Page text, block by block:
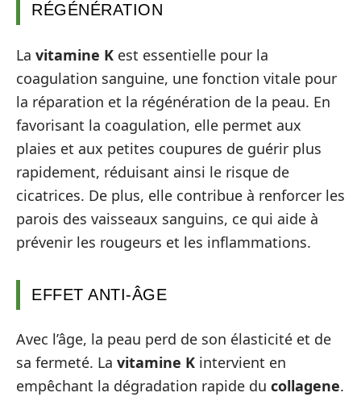
RÉGÉNÉRATION
La vitamine K est essentielle pour la
coagulation sanguine, une fonction vitale pour
la réparation et la régénération de la peau. En
favorisant la coagulation, elle permet aux
plaies et aux petites coupures de guérir plus
rapidement, réduisant ainsi le risque de
cicatrices. De plus, elle contribue à renforcer les
parois des vaisseaux sanguins, ce qui aide à
prévenir les rougeurs et les inflammations.
EFFET ANTI-ÂGE
Avec l’âge, la peau perd de son élasticité et de
sa fermeté. La vitamine K intervient en
empêchant la dégradation rapide du collagene.